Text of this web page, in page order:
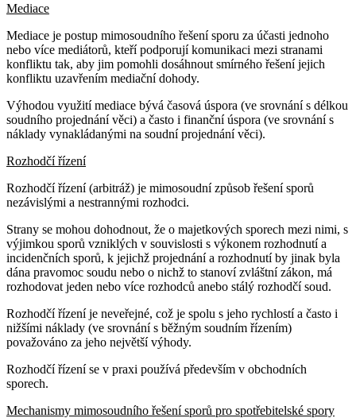
Mediace
Mediace je postup mimosoudního řešení sporu za účasti jednoho
nebo více mediátorů, kteří podporují komunikaci mezi stranami
konfliktu tak, aby jim pomohli dosáhnout smírného řešení jejich
konfliktu uzavřením mediační dohody.
Výhodou využití mediace bývá časová úspora (ve srovnání s délkou
soudního projednání věci) a často i finanční úspora (ve srovnání s
náklady vynakládanými na soudní projednání věci).
Rozhodčí řízení
Rozhodčí řízení (arbitráž) je mimosoudní způsob řešení sporů
nezávislými a nestrannými rozhodci.
Strany se mohou dohodnout, že o majetkových sporech mezi nimi, s
výjimkou sporů vzniklých v souvislosti s výkonem rozhodnutí a
incidenčních sporů, k jejichž projednání a rozhodnutí by jinak byla
dána pravomoc soudu nebo o nichž to stanoví zvláštní zákon, má
rozhodovat jeden nebo více rozhodců anebo stálý rozhodčí soud.
Rozhodčí řízení je neveřejné, což je spolu s jeho rychlostí a často i
nižšími náklady (ve srovnání s běžným soudním řízením)
považováno za jeho největší výhody.
Rozhodčí řízení se v praxi používá především v obchodních
sporech.
Mechanismy mimosoudního řešení sporů pro spotřebitelské spory